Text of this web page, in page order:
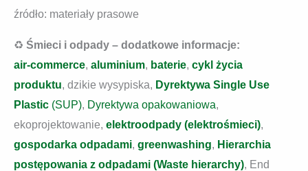
źródło: materiały prasowe
♻️ Śmieci i odpady – dodatkowe informacje:
air-commerce, aluminium, baterie, cykl życia
produktu, dzikie wysypiska, Dyrektywa Single Use
Plastic (SUP), Dyrektywa opakowaniowa,
ekoprojektowanie, elektroodpady (elektrośmieci),
gospodarka odpadami, greenwashing, Hierarchia
postępowania z odpadami (Waste hierarchy), End